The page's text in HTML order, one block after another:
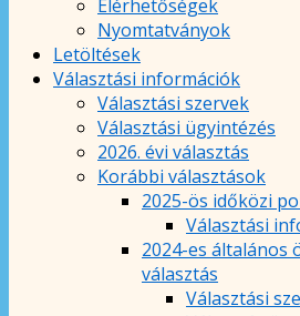
Elérhetőségek
Nyomtatványok
Letöltések
Választási információk
Választási szervek
Választási ügyintézés
2026. évi választás
Korábbi választások
2025-ös időközi
Választási
2024-es általános
választás
Választási